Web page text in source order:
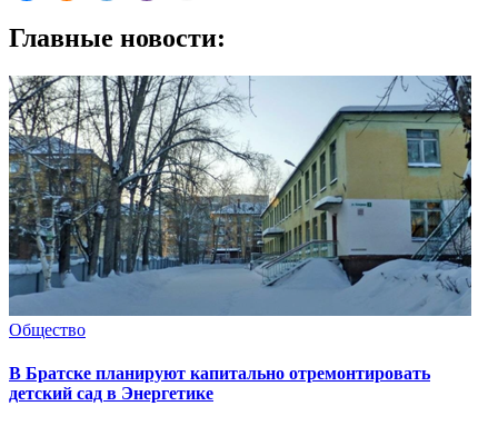
Главные новости:
Общество
В Братске планируют капитально отремонтировать
детский сад в Энергетике